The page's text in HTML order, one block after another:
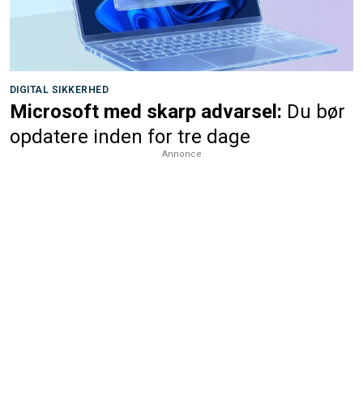
DIGITAL SIKKERHED
Microsoft med skarp advarsel: Du bør
opdatere inden for tre dage
Annonce